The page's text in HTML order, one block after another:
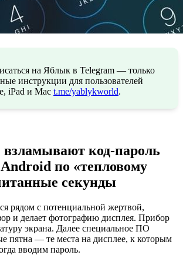
на Яблык в Telegram — только
инструкции для пользователей
iPad и Mac t.me/yablykworld.
код-пароль
по «тепловому
секунды
рядом с потенциальной жертвой,
и делает фотографию дисплея. Прибор
экрана. Далее специальное ПО
пятна — те места на дисплее, к которым
вводим пароль.